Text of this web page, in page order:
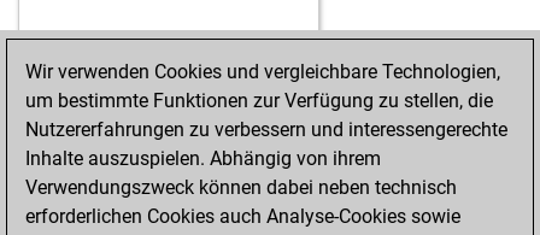
STARTSEITE ERFOLGE
Wir verwenden Cookies und vergleichbare Technologien,
um bestimmte Funktionen zur Verfügung zu stellen, die
Nutzererfahrungen zu verbessern und interessengerechte
Inhalte auszuspielen. Abhängig von ihrem
Verwendungszweck können dabei neben technisch
erforderlichen Cookies auch Analyse-Cookies sowie